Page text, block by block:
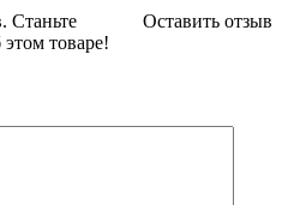
Оставить отзыв
Станьте
товаре!